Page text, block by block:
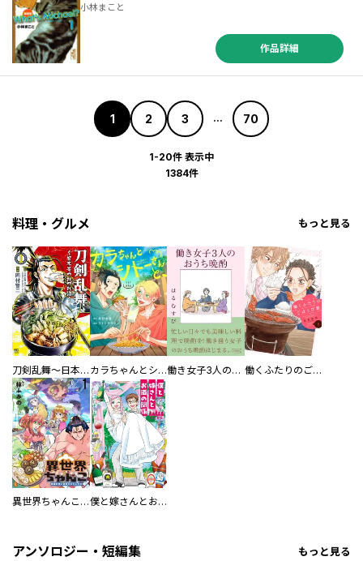
小林まこと
作品詳細
1 2 3 ... 70
1-20件 表示中
1384件
料理・グルメ もっと見る
刀剣乱舞～日本号つれづれ酒～ カラちゃんとシトーさんと、 【分冊版】 働き女子3人のおうち晩酌 働くふたりのごほうび飯
異世界ちゃんこ～横綱目前に召喚されたんだが～ 【連載版】 僕と嫁さんとお酒の関係
アンソロジー・短編集 もっと見る